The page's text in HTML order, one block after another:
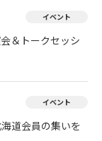
イベント
＆トークセッシ
イベント
道会員の集いを